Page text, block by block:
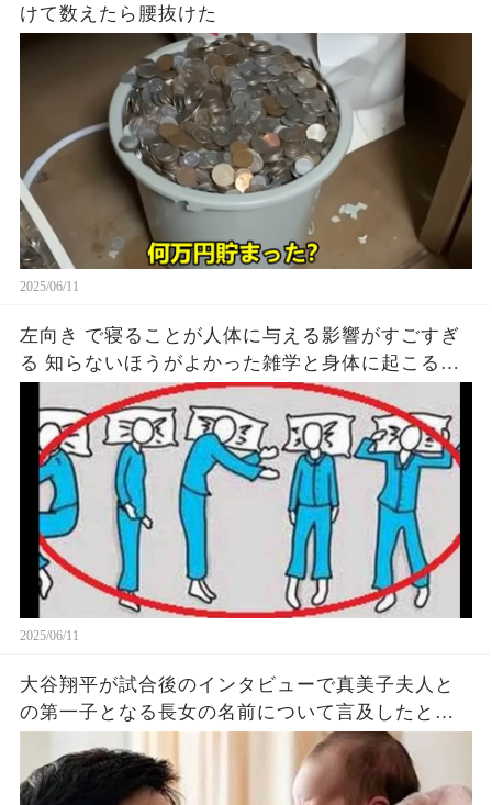
けて数えたら腰抜けた
2025/06/11
左向き で寝ることが人体に与える影響がすごすぎ
る 知らないほうがよかった雑学と身体に起こる現
象がヤバい… 驚くべき 大人の 面白いけど知ると後
悔
2025/06/11
大谷翔平が試合後のインタビューで真美子夫人と
の第一子となる長女の名前について言及したと話
題に！山本由伸や佐々木朗希は知ってそう！